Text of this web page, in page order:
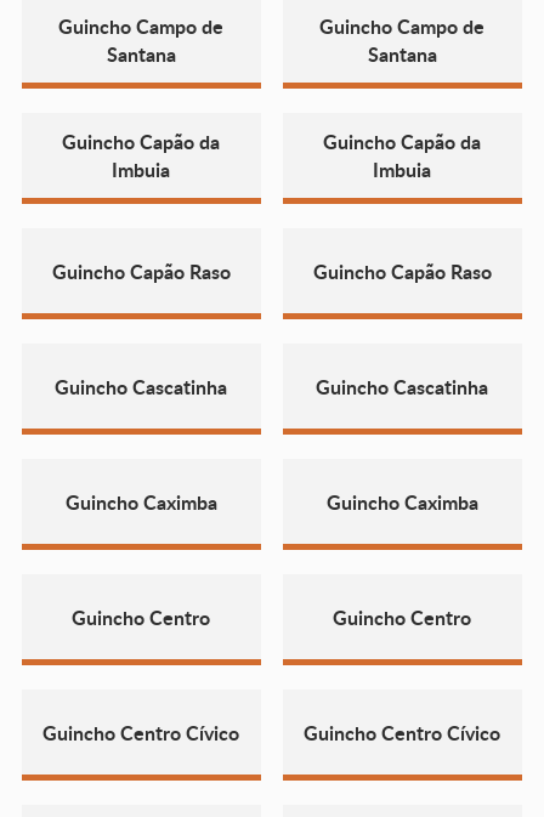
Guincho Campo de
Santana
Guincho Campo de
Santana
Guincho Capão da
Imbuia
Guincho Capão da
Imbuia
Guincho Capão Raso Guincho Capão Raso
Guincho Cascatinha Guincho Cascatinha
Guincho Caximba Guincho Caximba
Guincho Centro Guincho Centro
Guincho Centro Cívico Guincho Centro Cívico